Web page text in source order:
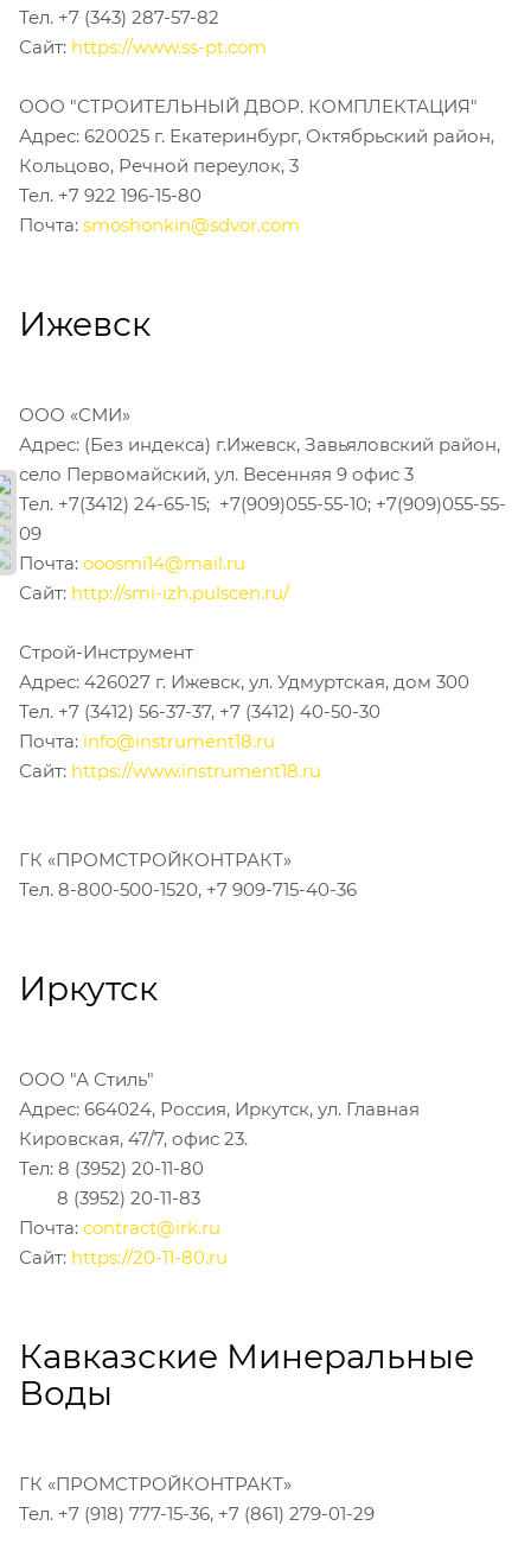
Тел. +7 (343) 287-57-82
Сайт: https://www.ss-pt.com
ООО "СТРОИТЕЛЬНЫЙ ДВОР. КОМПЛЕКТАЦИЯ"
Адрес: 620025 г. Екатеринбург, Октябрьский район,
Кольцово, Речной переулок, 3
Тел. +7 922 196-15-80
Почта: smoshonkin@sdvor.com
Ижевск
ООО «СМИ»
Адрес: (Без индекса) г.Ижевск, Завьяловский район,
село Первомайский, ул. Весенняя 9 офис 3
Тел. +7(3412) 24-65-15; +7(909)055-55-10; +7(909)055-55-
09
Почта: ooosmi14@mail.ru
Сайт: http://smi-izh.pulscen.ru/
Строй-Инструмент
Адрес: 426027 г. Ижевск, ул. Удмуртская, дом 300
Тел. +7 (3412) 56-37-37, +7 (3412) 40-50-30
Почта: info@instrument18.ru
Сайт: https://www.instrument18.ru
ГК «ПРОМСТРОЙКОНТРАКТ»
Тел. 8-800-500-1520, +7 909-715-40-36
Иркутск
ООО "А Стиль"
Адрес: 664024, Россия, Иркутск, ул. Главная
Кировская, 47/7, офис 23.
Тел: 8 (3952) 20-11-80
8 (3952) 20-11-83
Почта: contract@irk.ru
Сайт: https://20-11-80.ru
Кавказские Минеральные
Воды
ГК «ПРОМСТРОЙКОНТРАКТ»
Тел. +7 (918) 777-15-36, +7 (861) 279-01-29